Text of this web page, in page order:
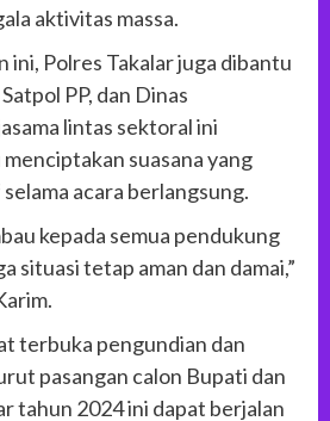
aktivitas massa.
ini, Polres Takalar juga dibantu
PP, dan Dinas
lintas sektoral ini
suasana yang
acara berlangsung.
kepada semua pendukung
situasi tetap aman dan damai,”
terbuka pengundian dan
pasangan calon Bupati dan
tahun 2024 ini dapat berjalan